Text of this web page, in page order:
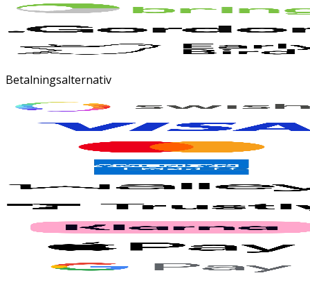
Betalningsalternativ